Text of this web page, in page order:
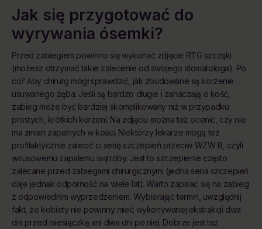
Jak się przygotować do
wyrywania ósemki?
Przed zabiegiem powinno się wykonać zdjęcie RTG szczęki
(możesz otrzymać takie zalecenie od swojego stomatologa). Po
co? Aby chirurg mógł sprawdzić, jak zbudowane są korzenie
usuwanego zęba. Jeśli są bardzo długie i zahaczają o kość,
zabieg może być bardziej skomplikowany niż w przypadku
prostych, krótkich korzeni. Na zdjęciu można też ocenić, czy nie
ma zmian zapalnych w kości. Niektórzy lekarze mogą też
profilaktycznie zalecić ci serię szczepień przeciw WZW B, czyli
wirusowemu zapaleniu wątroby. Jest to szczepienie często
zalecane przed zabiegami chirurgicznymi (jedna seria szczepień
daje jednak odporność na wiele lat). Warto zapisać się na zabieg
z odpowiednim wyprzedzeniem. Wybierając termin, uwzględnij
fakt, że kobiety nie powinny mieć wykonywanej ekstrakcji dwa
dni przed miesiączką ani dwa dni po niej. Dobrze jest też